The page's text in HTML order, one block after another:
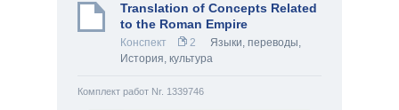
Translation of Concepts Related
to the Roman Empire
Конспект 2 Языки, переводы,
История, культура
Комплект работ Nr. 1339746